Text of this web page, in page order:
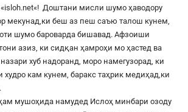
isloh.net«! Доштани мисли шумо ҳаводору
мекунад,ки беш аз пеш саъю талош кунем,
шумо бароварда бишавад. Афзоиши
азиз, ки сидқан ҳамроҳи мо ҳастед ва
хуб надоранд, моро намегузорад, ки
худро кам кунем, баракс таҳрик медиҳад,ки
мушоҳида намудед Ислоҳ минбари озоду